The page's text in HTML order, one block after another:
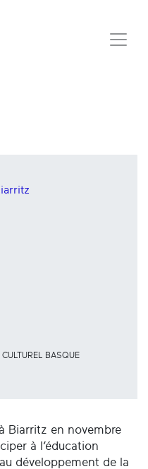
BASQUE
Biarritz en novembre
à l’éducation
développement de la